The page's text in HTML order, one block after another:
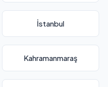
İstanbul
Kahramanmaraş